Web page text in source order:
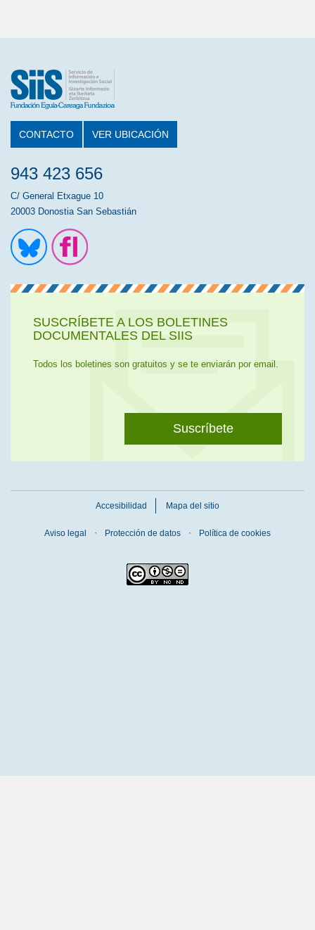
CONTACTO VER UBICACIÓN
943 423 656
C/ General Etxague 10
20003 Donostia San Sebastián
SUSCRÍBETE A LOS BOLETINES
DOCUMENTALES DEL SIIS
Todos los boletines son gratuitos y se te enviarán por email.
Suscríbete
Accesibilidad Mapa del sitio
Aviso legal Protección de datos Política de cookies